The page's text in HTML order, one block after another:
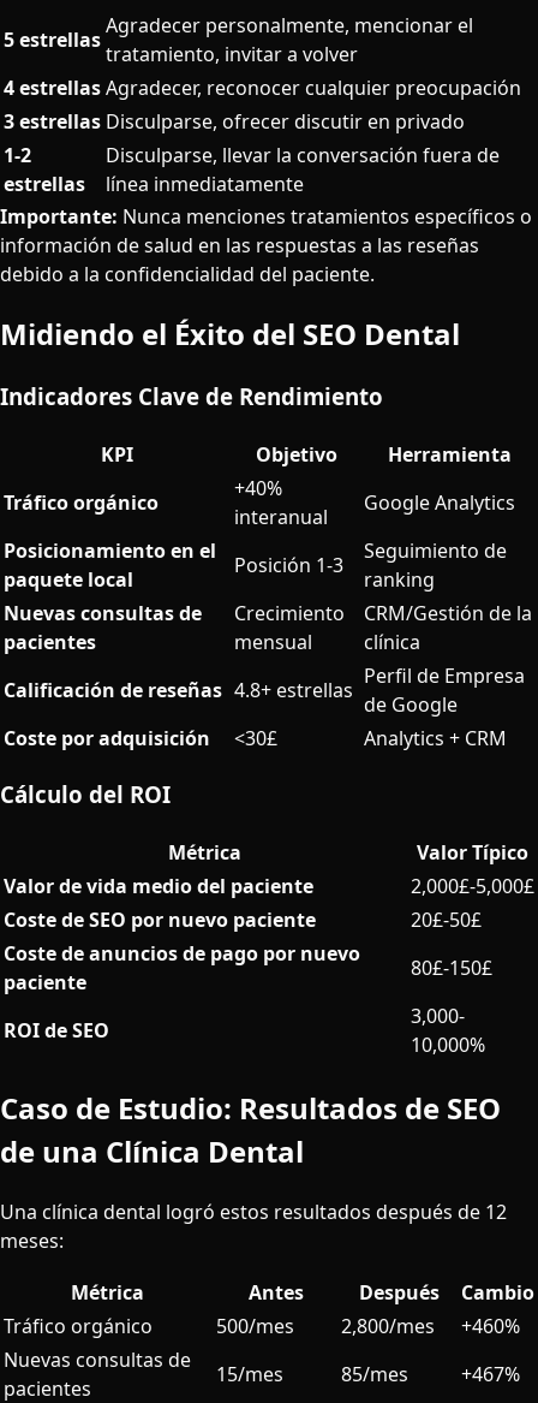
5 estrellas
Agradecer personalmente, mencionar el
tratamiento, invitar a volver
4 estrellasAgradecer, reconocer cualquier preocupación
3 estrellas Disculparse, ofrecer discutir en privado
1-2
estrellas
Disculparse, llevar la conversación fuera de
línea inmediatamente
Importante: Nunca menciones tratamientos específicos o
información de salud en las respuestas a las reseñas
debido a la confidencialidad del paciente.
Midiendo el Éxito del SEO Dental
Indicadores Clave de Rendimiento
KPI Objetivo
Herramienta
Tráfico orgánico
+40%
interanual
Google Analytics
Posicionamiento en el
paquete local
Posición 1-3
Seguimiento de
ranking
Nuevas consultas de
pacientes
Crecimiento
mensual
CRM/Gestión de la
clínica
Calificación de reseñas 4.8+ estrellas
Perfil de Empresa
de Google
Coste por adquisición
<30£ Analytics + CRM
Cálculo del ROI
Métrica
Valor Típico
Valor de vida medio del paciente
2,000£-5,000£
Coste de SEO por nuevo paciente
20£-50£
Coste de anuncios de pago por nuevo
paciente
80£-150£
ROI de SEO
3,000-
10,000%
Caso de Estudio: Resultados de SEO
de una Clínica Dental
Una clínica dental logró estos resultados después de 12
meses:
Métrica
Antes Después
Cambio
Tráfico orgánico
500/mes 2,800/mes
+460%
Nuevas consultas de
pacientes
15/mes 85/mes
+467%